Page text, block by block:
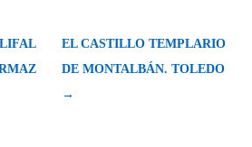
EL CASTILLO TEMPLARIO
DE MONTALBÁN. TOLEDO
→